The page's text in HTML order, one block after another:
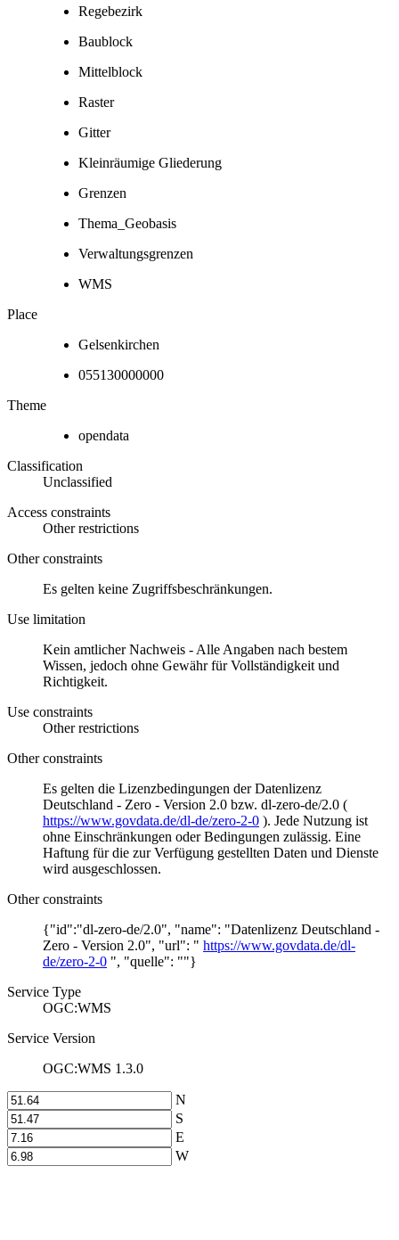
Regebezirk
Baublock
Mittelblock
Raster
Gitter
Kleinräumige Gliederung
Grenzen
Thema_Geobasis
Verwaltungsgrenzen
WMS
Place
Gelsenkirchen
055130000000
Theme
opendata
Classification
Unclassified
Access constraints
Other restrictions
Other constraints
Es gelten keine Zugriffsbeschränkungen.
Use limitation
Kein amtlicher Nachweis - Alle Angaben nach bestem
Wissen, jedoch ohne Gewähr für Vollständigkeit und
Richtigkeit.
Use constraints
Other restrictions
Other constraints
Es gelten die Lizenzbedingungen der Datenlizenz
Deutschland - Zero - Version 2.0 bzw. dl-zero-de/2.0 (
https://www.govdata.de/dl-de/zero-2-0 ). Jede Nutzung ist
ohne Einschränkungen oder Bedingungen zulässig. Eine
Haftung für die zur Verfügung gestellten Daten und Dienste
wird ausgeschlossen.
Other constraints
{"id":"dl-zero-de/2.0", "name": "Datenlizenz Deutschland -
Zero - Version 2.0", "url": " https://www.govdata.de/dl-
de/zero-2-0 ", "quelle": ""}
Service Type
OGC:WMS
Service Version
OGC:WMS 1.3.0
N
S
E
W